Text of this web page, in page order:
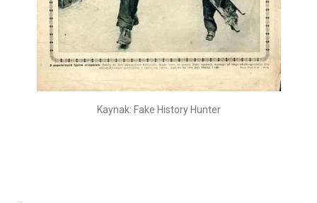
Kaynak: Fake History Hunter